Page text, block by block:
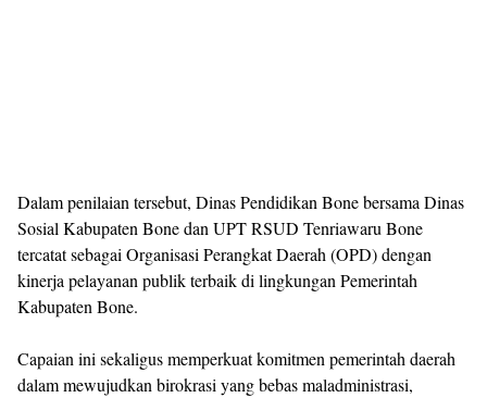
Dalam penilaian tersebut, Dinas Pendidikan Bone bersama Dinas
Sosial Kabupaten Bone dan UPT RSUD Tenriawaru Bone
tercatat sebagai Organisasi Perangkat Daerah (OPD) dengan
kinerja pelayanan publik terbaik di lingkungan Pemerintah
Kabupaten Bone.
Capaian ini sekaligus memperkuat komitmen pemerintah daerah
dalam mewujudkan birokrasi yang bebas maladministrasi,